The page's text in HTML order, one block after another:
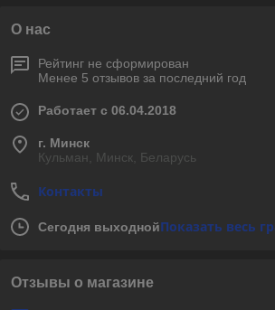
О нас
Рейтинг не сформирован
Менее 5 отзывов за последний год
Работает с 06.04.2018
г. Минск
Кульман, Минск, Беларусь
Контакты
Сегодня выходнойПоказать весь
Отзывы о магазине